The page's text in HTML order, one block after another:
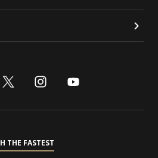
x-twitter
instagram
youtube
THE FASTEST